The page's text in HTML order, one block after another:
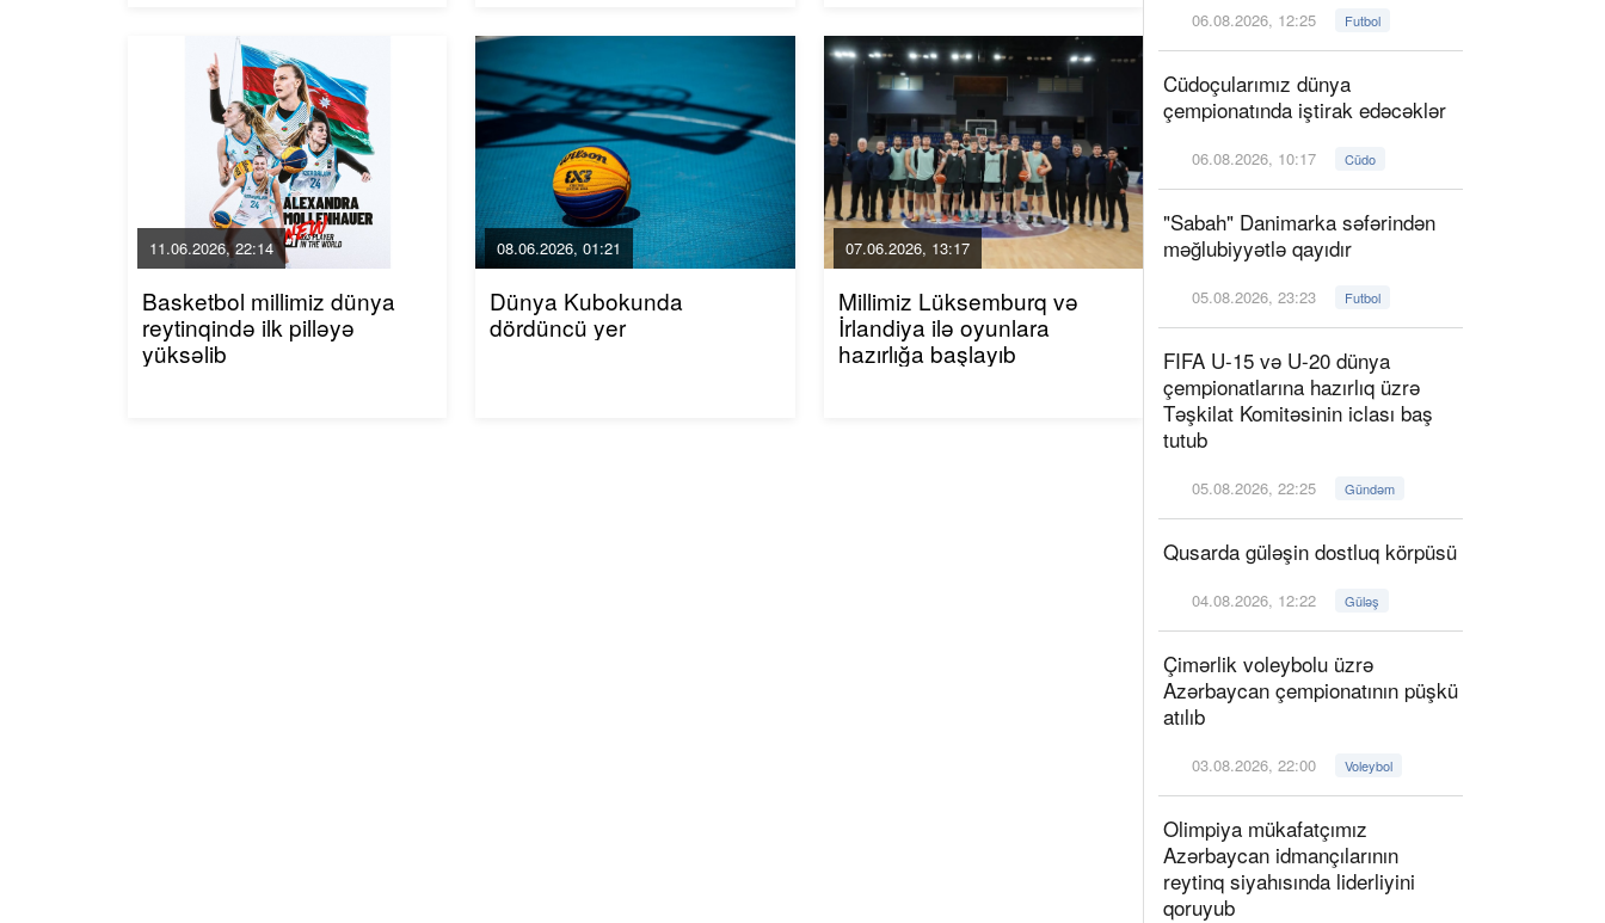
11.06.2026, 22:14
Basketbol millimiz dünya
reytinqində ilk pilləyə
yüksəlib
08.06.2026, 01:21
Dünya Kubokunda
dördüncü yer
07.06.2026, 13:17
Millimiz Lüksemburq və
İrlandiya ilə oyunlara
hazırlığa başlayıb
06.08.2026, 12:25 Futbol
Cüdoçularımız dünya
çempionatında iştirak edəcəklər
06.08.2026, 10:17 Cüdo
"Sabah" Danimarka səfərindən
məğlubiyyətlə qayıdır
05.08.2026, 23:23 Futbol
FIFA U-15 və U-20 dünya
çempionatlarına hazırlıq üzrə
Təşkilat Komitəsinin iclası baş
tutub
05.08.2026, 22:25 Gündəm
Qusarda güləşin dostluq körpüsü
04.08.2026, 12:22 Güləş
Çimərlik voleybolu üzrə
Azərbaycan çempionatının püşkü
atılıb
03.08.2026, 22:00 Voleybol
Olimpiya mükafatçımız
Azərbaycan idmançılarının
reytinq siyahısında liderliyini
qoruyub